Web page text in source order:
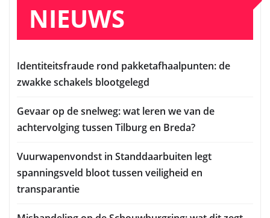
NIEUWS
Identiteitsfraude rond pakketafhaalpunten: de
zwakke schakels blootgelegd
Gevaar op de snelweg: wat leren we van de
achtervolging tussen Tilburg en Breda?
Vuurwapenvondst in Standdaarbuiten legt
spanningsveld bloot tussen veiligheid en
transparantie